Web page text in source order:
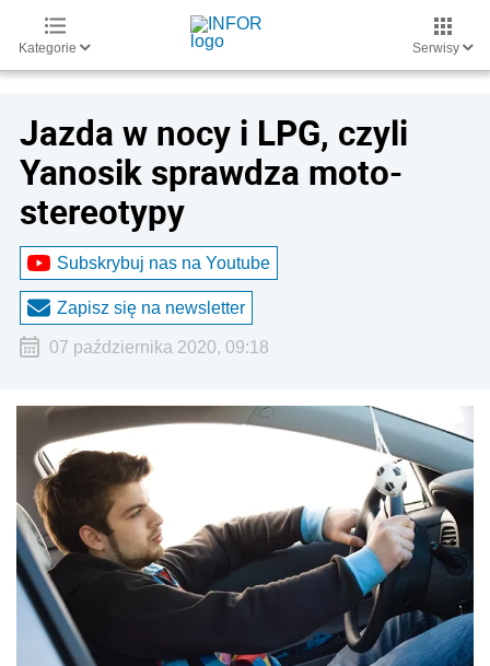
Kategorie Serwisy
Jazda w nocy i LPG, czyli
Yanosik sprawdza moto-
stereotypy
Subskrybuj nas na Youtube
Zapisz się na newsletter
07 października 2020, 09:18